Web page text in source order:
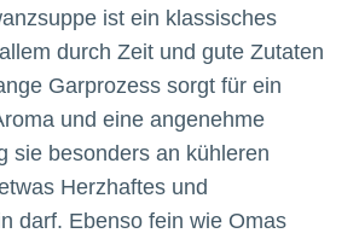
ist ein klassisches
durch Zeit und gute Zutaten
Garprozess sorgt für ein
und eine angenehme
sie besonders an kühleren
Herzhaftes und
darf. Ebenso fein wie Omas